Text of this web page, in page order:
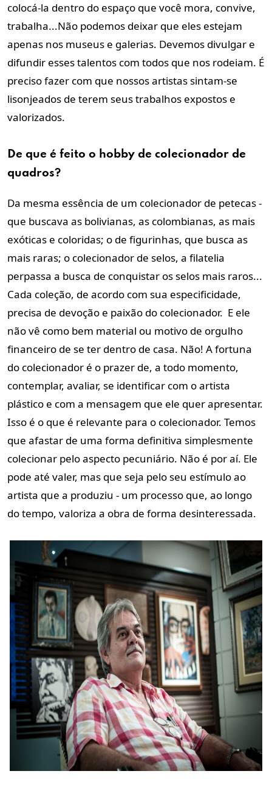
colocá-la dentro do espaço que você mora, convive,
trabalha...Não podemos deixar que eles estejam
apenas nos museus e galerias. Devemos divulgar e
difundir esses talentos com todos que nos rodeiam. É
preciso fazer com que nossos artistas sintam-se
lisonjeados de terem seus trabalhos expostos e
valorizados.
De que é feito o hobby de colecionador de
quadros?
Da mesma essência de um colecionador de petecas -
que buscava as bolivianas, as colombianas, as mais
exóticas e coloridas; o de figurinhas, que busca as
mais raras; o colecionador de selos, a filatelia
perpassa a busca de conquistar os selos mais raros...
Cada coleção, de acordo com sua especificidade,
precisa de devoção e paixão do colecionador. E ele
não vê como bem material ou motivo de orgulho
financeiro de se ter dentro de casa. Não! A fortuna
do colecionador é o prazer de, a todo momento,
contemplar, avaliar, se identificar com o artista
plástico e com a mensagem que ele quer apresentar.
Isso é o que é relevante para o colecionador. Temos
que afastar de uma forma definitiva simplesmente
colecionar pelo aspecto pecuniário. Não é por aí. Ele
pode até valer, mas que seja pelo seu estímulo ao
artista que a produziu - um processo que, ao longo
do tempo, valoriza a obra de forma desinteressada.